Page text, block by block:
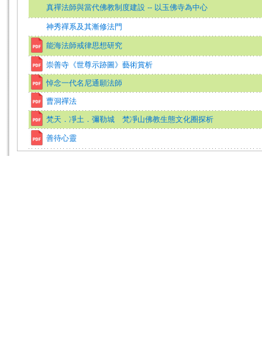
真禪法師與當代佛教制度建設 -- 以玉佛寺為中心
神秀禪系及其漸修法門
能海法師戒律思想研究
崇善寺《世尊示跡圖》藝術賞析
悼念一代名尼通願法師
曹洞禪法
梵天．凈土．彌勒城 梵凈山佛教生態文化圈探析
善待心靈